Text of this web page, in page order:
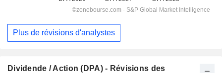
Plus de révisions d'analystes
Dividende / Action (DPA) - Révisions des